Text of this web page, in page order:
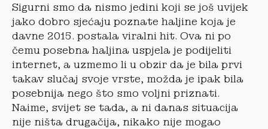
Sigurni smo da nismo jedini koji se još uvijek
jako dobro sjećaju poznate haljine koja je
davne 2015. postala viralni hit. Ova ni po
čemu posebna haljina uspjela je podijeliti
internet, a uzmemo li u obzir da je bila prvi
takav slučaj svoje vrste, možda je ipak bila
posebnija nego što smo voljni priznati.
Naime, svijet se tada, a ni danas situacija
nije ništa drugačija, nikako nije mogao